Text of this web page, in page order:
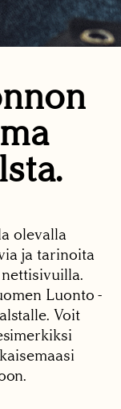
olevalla
ja tarinoita
Luonto -
Voit